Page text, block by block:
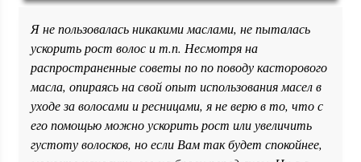
Я не пользовалась никакими маслами, не пыталась
ускорить рост волос и т.п. Несмотря на
распространенные советы по по поводу касторового
масла, опираясь на свой опыт использования масел в
уходе за волосами и ресницами, я не верю в то, что с
его помощью можно ускорить рост или увеличить
густоту волосков, но если Вам так будет спокойнее,